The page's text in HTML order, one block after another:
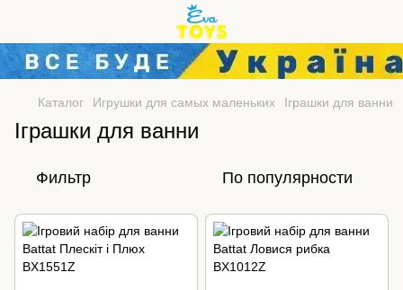
Каталог Игрушки для самых маленьких Іграшки для ванни
Іграшки для ванни
Фильтр По популярности